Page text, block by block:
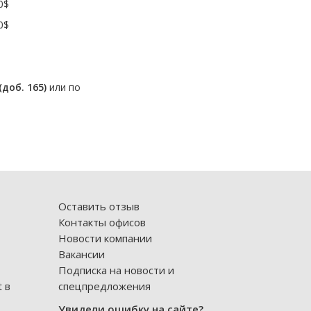
165) или по
в
Оставить отзыв
Контакты офисов
Новости компании
Вакансии
Подписка на новости и
спецпредложения